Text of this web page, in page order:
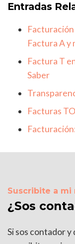
Entradas
Factura A y
Factura T
Saber
Facturas
Suscribite a
¿Sos
Si sos contador